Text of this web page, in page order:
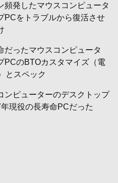
頻発したマウスコンピュータ
PCをトラブルから復活させ
だったマウスコンピュータ
PCのBTOカスタマイズ（電
とスペック
ンピューターのデスクトップ
現役の長寿命PCだった